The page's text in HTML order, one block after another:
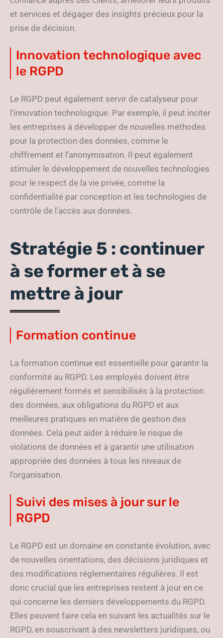
et services et dégager des insights précieux pour la
prise de décision.
Innovation technologique avec
le RGPD
Le RGPD peut également servir de catalyseur pour
l’innovation technologique. Par exemple, il peut inciter
les entreprises à développer de nouvelles méthodes
pour la protection des données, comme le
chiffrement et l’anonymisation. Il peut également
stimuler le développement de nouvelles technologies
pour le respect de la vie privée, comme la
confidentialité par conception et les technologies de
contrôle de l’accès aux données.
Stratégie 5 : continuer
à se former et à se
mettre à jour
Formation continue
La formation continue est essentielle pour garantir la
conformité au RGPD. Les employés doivent être
régulièrement formés et sensibilisés à la protection
des données, aux obligations du RGPD et aux
meilleures pratiques en matière de gestion des
données. Cela peut aider à réduire le risque de
violations de données et à garantir une utilisation
appropriée des données à tous les niveaux de
l’organisation.
Suivi des mises à jour sur le
RGPD
Le RGPD est un domaine en constante évolution, avec
de nouvelles orientations, des décisions juridiques et
des modifications réglementaires régulières. Il est
donc crucial que les entreprises restent à jour en ce
qui concerne les derniers développements du RGPD.
Elles peuvent faire cela en suivant les actualités sur le
RGPD, en souscrivant à des newsletters juridiques, ou